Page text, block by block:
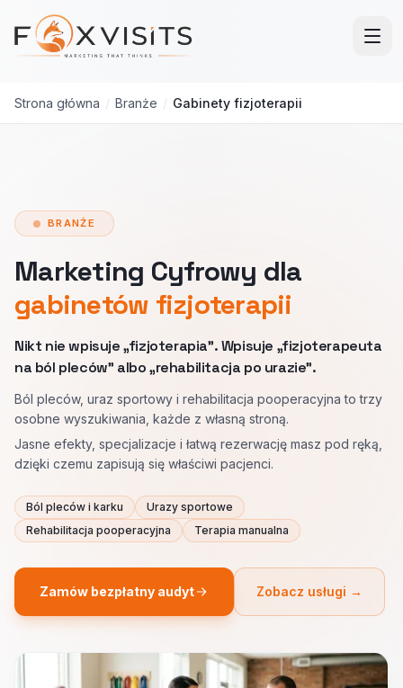
Przejdź do treści głównej
Strona główna / Branże / Gabinety fizjoterapii
BRANŻE
Marketing Cyfrowy dla
gabinetów fizjoterapii
Nikt nie wpisuje „fizjoterapia”. Wpisuje „fizjoterapeuta
na ból pleców” albo „rehabilitacja po urazie”.
Ból pleców, uraz sportowy i rehabilitacja pooperacyjna to trzy
osobne wyszukiwania, każde z własną stroną.
Jasne efekty, specjalizacje i łatwą rezerwację masz pod ręką,
dzięki czemu zapisują się właściwi pacjenci.
Ból pleców i karku
Urazy sportowe
Rehabilitacja pooperacyjna
Terapia manualna
Zamów bezpłatny audyt Zobacz usługi →